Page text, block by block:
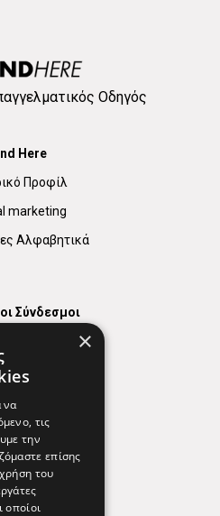
Οδηγός
Here
Προφίλ
marketing
Αλφαβητικά
Σύνδεσμοι
Τηλέφωνα
Φαρμακεία
Χρήσης
×
να
τις
την
επίσης
του
οποίοι